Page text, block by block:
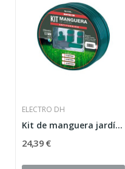
ELECTRO DH
Kit de manguera jardín. 15metros.
24,39 €